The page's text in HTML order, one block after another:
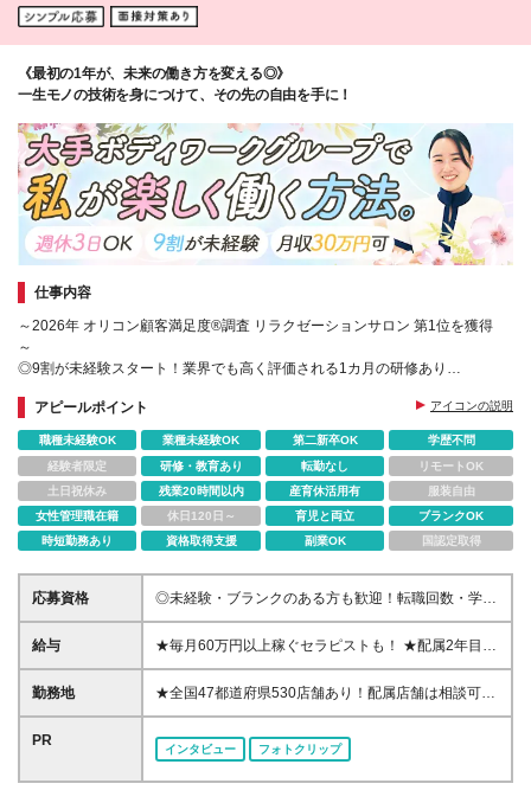
鳥取（鳥取） ■広島（広島本通り） ■福岡(天神、小
《最初の1年が、未来の働き方を変える◎》
一生モノの技術を身につけて、その先の自由を手に！
仕事内容
～2026年 オリコン顧客満足度®調査 リラクゼーションサロン 第1位を獲得
～
◎9割が未経験スタート！業界でも高く評価される1カ月の研修あり
◎週3日から柔軟に働ける！
アピールポイント アイコンの説明
職種未経験OK 業種未経験OK 第二新卒OK
学歴不問
経験者限定
研修・教育あり 転勤なし
リモートOK
土日祝休み
残業20時間以内 産育休活用有
服装自由
女性管理職在籍
休日120日～ 育児と両立
ブランクOK
時短勤務あり
資格取得支援 副業OK 国認定取得
応募資格
◎未経験・ブランクのある方も歓迎！転職回数・学歴
不問 ◎第二新卒やフリーターの方も歓迎します！ ＊
現在全国で活躍するセラピストの、約9割が未経験ス
◎ ★お盆期間中もWeb面接を実施中！★ 「休み期間
を利用してサクッと面接を受けたい」 「お盆明けか
応募ください♪ スマホから＆私服でのご参加も歓迎で
給与
★毎月60万円以上稼ぐセラピストも！ ★配属2年目で
月収35万円、5年目で月収55万円も可 ★3ヶ月毎に昇
格機会あり/職位が上がると分給もUP ★確定申告や収
全歩合制) ★昇格スピートが早い！ “この試験に合格で
勤務地
★全国47都道府県530店舗あり！配属店舗は相談可
能！ ★オープニングスタッフあり♪ ★駅ナカや商業施
設内など、どの店舗も集客力の高い場所にあるので安
定した収入が見込める♪ ★車通勤OK(店舗による) 【ニ
ューライフ応援制度！Iターン・Uターン歓迎！※規定
PR
インタビュー フォトクリップ